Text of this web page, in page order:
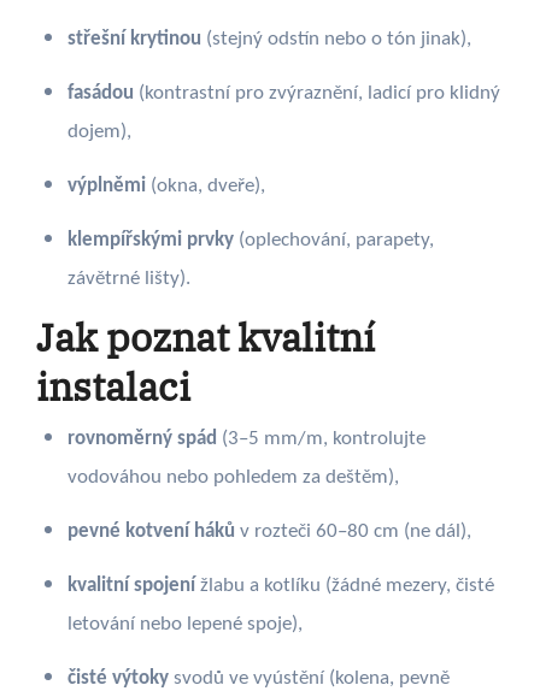
střešní krytinou (stejný odstín nebo o tón jinak),
fasádou (kontrastní pro zvýraznění, ladicí pro klidný
dojem),
výplněmi (okna, dveře),
klempířskými prvky(oplechování, parapety,
závětrné lišty).
Jak poznat kvalitní
instalaci
rovnoměrný spád (3–5 mm/m, kontrolujte
vodováhou nebo pohledem za deštěm),
pevné kotvení háků v rozteči 60–80 cm (ne dál),
kvalitní spojení žlabu a kotlíku (žádné mezery, čisté
letování nebo lepené spoje),
čisté výtokysvodů ve vyústění (kolena, pevně